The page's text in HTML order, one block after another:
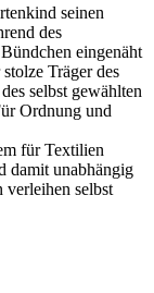
seinen
des
eingenäht
Träger des
selbst gewählten
Ordnung und
für Textilien
damit unabhängig
verleihen selbst